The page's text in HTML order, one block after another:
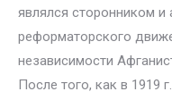
являлся сторонником и
реформаторского
независимости
После того, как в 1919